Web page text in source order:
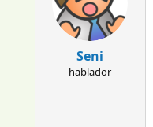
Seni
hablador